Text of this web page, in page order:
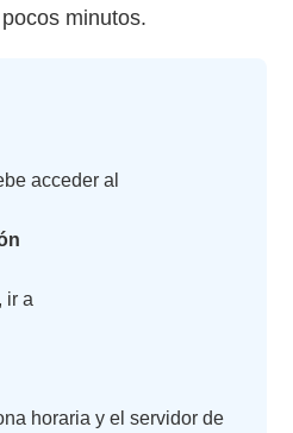
minutos.
acceder al
ir a
horaria y el servidor de